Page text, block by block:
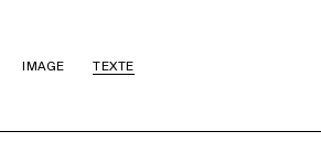
IMAGE TEXTE